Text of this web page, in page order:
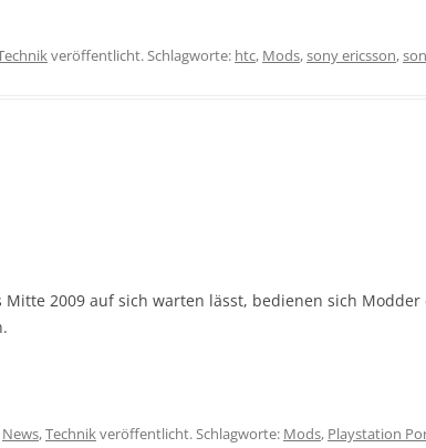
veröffentlicht. Schlagworte: htc, Mods,sony ericsson,
2009 auf sich warten lässt, bedienen sich Modder
News,Technikveröffentlicht. Schlagworte: Mods, Playstation